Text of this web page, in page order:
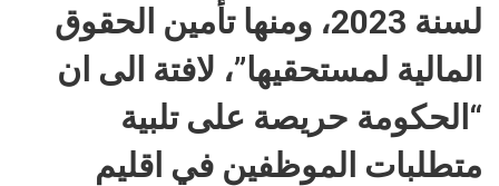
لسنة 2023، ومنها تأمين الحقوق
المالية لمستحقيها”، لافتة الى ان
“الحكومة حريصة على تلبية
متطلبات الموظفين في اقليم